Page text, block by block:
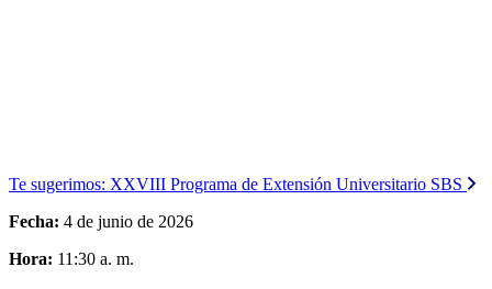
Te sugerimos: XXVIII Programa de Extensión Universitario SBS
Fecha: 4 de junio de 2026
Hora: 11:30 a. m.